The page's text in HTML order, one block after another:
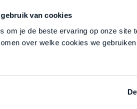
van cookies
om je de beste ervaring op onze site
over welke cookies we